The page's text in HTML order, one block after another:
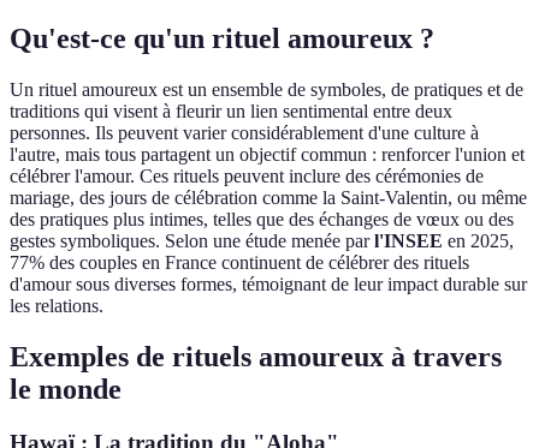
Qu'est-ce qu'un rituel amoureux ?
Un rituel amoureux est un ensemble de symboles, de pratiques et de
traditions qui visent à fleurir un lien sentimental entre deux
personnes. Ils peuvent varier considérablement d'une culture à
l'autre, mais tous partagent un objectif commun : renforcer l'union et
célébrer l'amour. Ces rituels peuvent inclure des cérémonies de
mariage, des jours de célébration comme la Saint-Valentin, ou même
des pratiques plus intimes, telles que des échanges de vœux ou des
gestes symboliques. Selon une étude menée parl'INSEE en 2025,
77% des couples en France continuent de célébrer des rituels
d'amour sous diverses formes, témoignant de leur impact durable sur
les relations.
Exemples de rituels amoureux à travers
le monde
Hawaï : La tradition du "Aloha"